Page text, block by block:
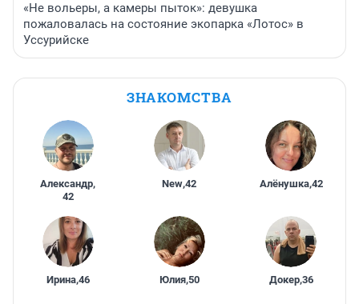
«Не вольеры, а камеры пыток»: девушка
пожаловалась на состояние экопарка «Лотос» в
Уссурийске
ЗНАКОМСТВА
Александр,
42
New,42 Алёнушка,42
Ирина,46 Юлия,50 Докер,36